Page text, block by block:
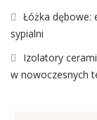
Łóżka dębowe:
sypialni
Izolatory
w nowoczesnych